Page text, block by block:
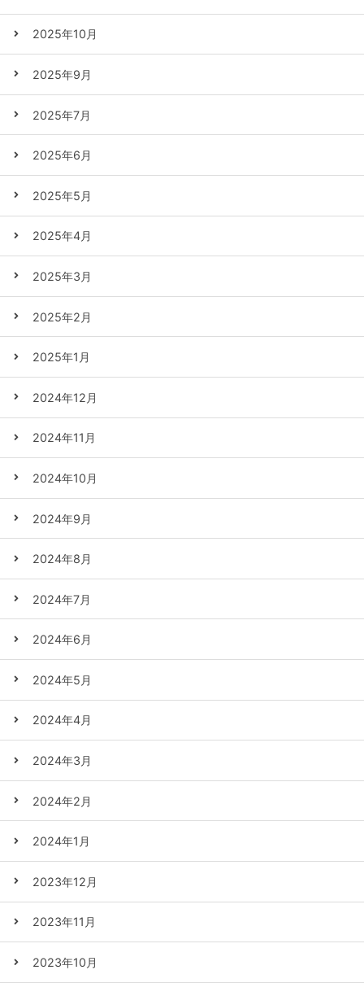
2025年10月
2025年9月
2025年7月
2025年6月
2025年5月
2025年4月
2025年3月
2025年2月
2025年1月
2024年12月
2024年11月
2024年10月
2024年9月
2024年8月
2024年7月
2024年6月
2024年5月
2024年4月
2024年3月
2024年2月
2024年1月
2023年12月
2023年11月
2023年10月